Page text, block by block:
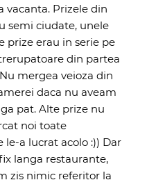
vacanta. Prizele din
semi ciudate, unele
prize erau in serie pe
din partea
mergea veioza din
daca nu aveam
pat. Alte prize nu
noi toate
a lucrat acolo :)) Dar
langa restaurante,
zis nimic referitor la